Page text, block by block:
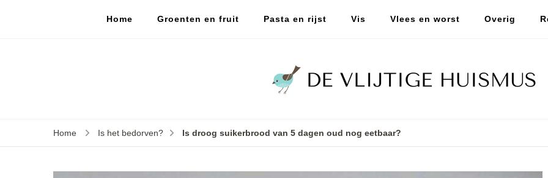
Home Groenten en fruit Pasta en rijst Vis Vlees en worst Overig
Home Is het bedorven? Is droog suikerbrood van 5 dagen oud nog eetbaar?